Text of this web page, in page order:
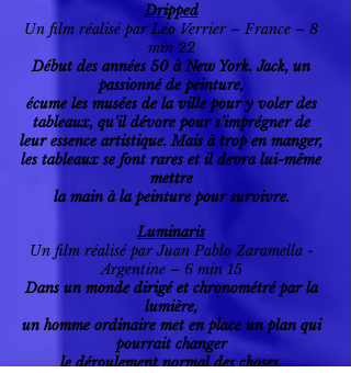
Dripped
Un film réalisé par Léo Verrier – France – 8
min 22
Début des années 50 à New York. Jack, un
passionné de peinture,
écume les musées de la ville pour y voler des
tableaux, qu’il dévore pour s’imprégner de
leur essence artistique. Mais à trop en manger,
les tableaux se font rares et il devra lui-même
mettre
la main à la peinture pour survivre.
Luminaris
Un film réalisé par Juan Pablo Zaramella -
Argentine – 6 min 15
Dans un monde dirigé et chronométré par la
lumière,
un homme ordinaire met en place un plan qui
pourrait changer
le déroulement normal des choses.